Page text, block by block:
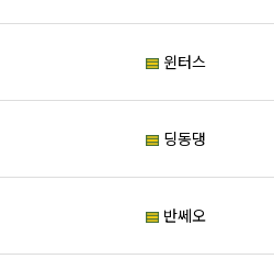
윈터스
딩동댕
반쎄오